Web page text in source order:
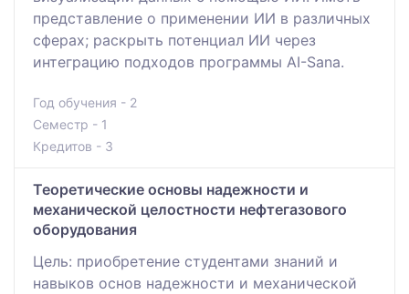
представление о применении ИИ в различных
сферах; раскрыть потенциал ИИ через
интеграцию подходов программы AI-Sana.
Год обучения - 2
Семестр - 1
Кредитов - 3
Теоретические основы надежности и
механической целостности нефтегазового
оборудования
Цель: приобретение студентами знаний и
навыков основ надежности и механической